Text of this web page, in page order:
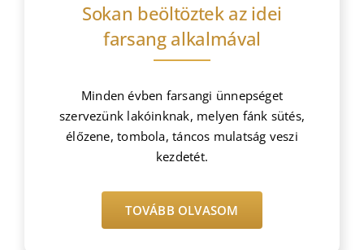
Sokan beöltöztek az idei
farsang alkalmával
Minden évben farsangi ünnepséget
szervezünk lakóinknak, melyen fánk sütés,
élőzene, tombola, táncos mulatság veszi
kezdetét.
TOVÁBB OLVASOM